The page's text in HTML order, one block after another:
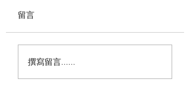
母親節感恩 — 親手製作
留言
撰寫留言......